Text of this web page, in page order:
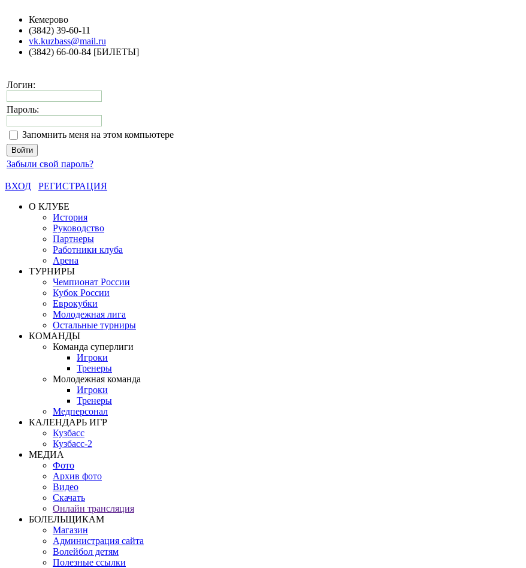
Кемерово
(3842) 39-60-11
vk.kuzbass@mail.ru
(3842) 66-00-84 [БИЛЕТЫ]
Логин:
Пароль:
Запомнить меня на этом компьютере
Забыли свой пароль?
ВХОД
РЕГИСТРАЦИЯ
О КЛУБЕ
История
Руководство
Партнеры
Работники клуба
Арена
ТУРНИРЫ
Чемпионат России
Кубок России
Еврокубки
Молодежная лига
Остальные турниры
КОМАНДЫ
Команда суперлиги
Игроки
Тренеры
Молодежная команда
Игроки
Тренеры
Медперсонал
КАЛЕНДАРЬ ИГР
Кузбасс
Кузбасс-2
МЕДИА
Фото
Архив фото
Видео
Скачать
Онлайн трансляция
БОЛЕЛЬЩИКАМ
Магазин
Администрация сайта
Волейбол детям
Полезные ссылки